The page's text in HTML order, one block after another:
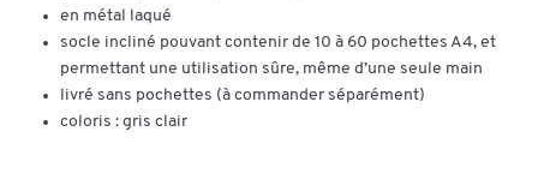
en métal laqué
socle incliné pouvant contenir de 10 à 60 pochettes A4, et
permettant une utilisation sûre, même d’une seule main
livré sans pochettes (à commander séparément)
coloris : gris clair